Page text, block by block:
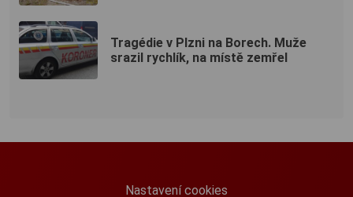
Tragédie v Plzni na Borech. Muže
srazil rychlík, na místě zemřel
Nastavení cookies